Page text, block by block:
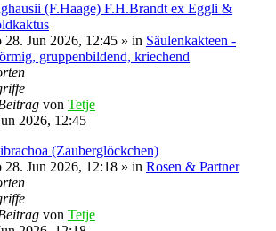
(F.Haage) F.H.Brandt ex Eggli &
28. Jun 2026, 12:45 » in Säulenkakteen -
gruppenbildend, kriechend
von Tetje
2026, 12:45
(Zauberglöckchen)
28. Jun 2026, 12:18 » in Rosen & Partner
von Tetje